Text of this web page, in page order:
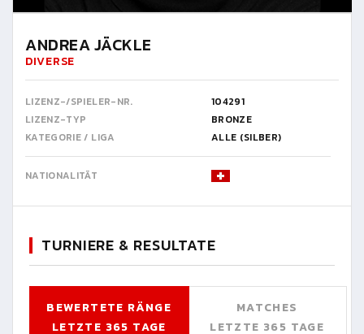
ANDREA JÄCKLE
DIVERSE
LIZENZ-/SPIELER-NR.
104291
LIZENZ-TYP
BRONZE
KATEGORIE / LIGA
ALLE (SILBER)
NATIONALITÄT
TURNIERE & RESULTATE
BEWERTETE RÄNGE
LETZTE 365 TAGE
MATCHES
LETZTE 365 TAGE